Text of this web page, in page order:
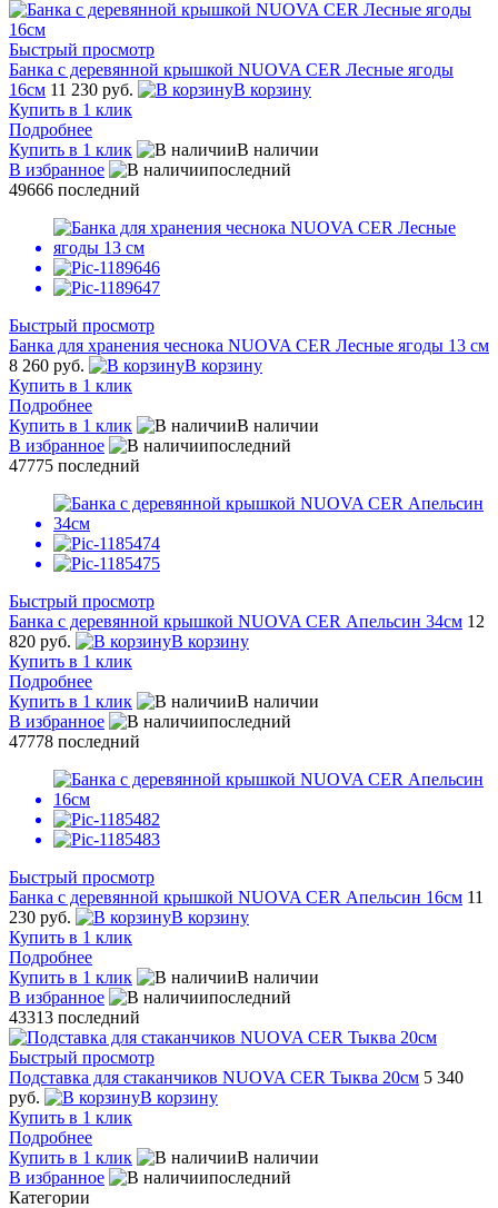
Быстрый просмотр
Банка с деревянной крышкой NUOVA CER Лесные ягоды
16см 11 230 руб.
В корзину
Купить в 1 клик
Подробнее
Купить в 1 клик
В наличии
В избранное
последний
49666 последний
Быстрый просмотр
Банка для хранения чеснока NUOVA CER Лесные ягоды 13 см
8 260 руб.
В корзину
Купить в 1 клик
Подробнее
Купить в 1 клик
В наличии
В избранное
последний
47775 последний
Быстрый просмотр
Банка с деревянной крышкой NUOVA CER Апельсин 34см 12
820 руб.
В корзину
Купить в 1 клик
Подробнее
Купить в 1 клик
В наличии
В избранное
последний
47778 последний
Быстрый просмотр
Банка с деревянной крышкой NUOVA CER Апельсин 16см 11
230 руб.
В корзину
Купить в 1 клик
Подробнее
Купить в 1 клик
В наличии
В избранное
последний
43313 последний
Быстрый просмотр
Подставка для стаканчиков NUOVA CER Тыква 20см 5 340
руб.
В корзину
Купить в 1 клик
Подробнее
Купить в 1 клик
В наличии
В избранное
последний
Категории